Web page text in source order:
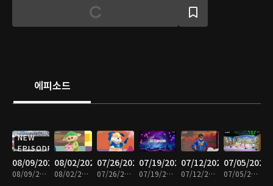
에피소드
NEW
EPISODE
08/09/2026
08/09/2026 • 26분
08/02/2026
08/02/2026 • 27분
07/26/2026
07/26/2026 • 25분
07/19/2026
07/19/2026 • 26분
07/12/2026
07/12/2026 • 24분
07/05/2026
07/05/2026 • 26분